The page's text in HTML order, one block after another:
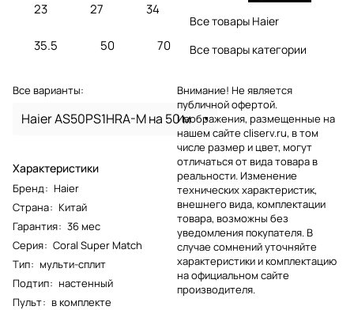
23 27 34
35.5 50 70
Все варианты:
Haier AS50PS1HRA-M на 50 м
Характеристики
Бренд: Haier
Страна: Китай
Гарантия: 36 мес
Серия: Coral Super Match
Тип: мульти-сплит
Подтип: настенный
Пульт: в комплекте
Все товары Haier
Все товары категории
Внимание! Не является
публичной офертой.
Изображения, размещенные на
нашем сайте cliserv.ru, в том
числе размер и цвет, могут
отличаться от вида товара в
реальности. Изменение
технических характеристик,
внешнего вида, комплектации
товара, возможны без
уведомления покупателя. В
случае сомнений уточняйте
характеристики и комплектацию
на официальном сайте
производителя.